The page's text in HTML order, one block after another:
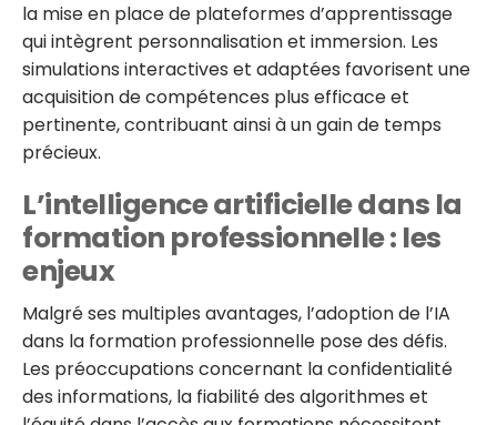
la mise en place de plateformes d’apprentissage
qui intègrent personnalisation et immersion. Les
simulations interactives et adaptées favorisent une
acquisition de compétences plus efficace et
pertinente, contribuant ainsi à un gain de temps
précieux.
L’intelligence artificielle dans la
formation professionnelle : les
enjeux
Malgré ses multiples avantages, l’adoption de l’IA
dans la formation professionnelle pose des défis.
Les préoccupations concernant la confidentialité
des informations, la fiabilité des algorithmes et